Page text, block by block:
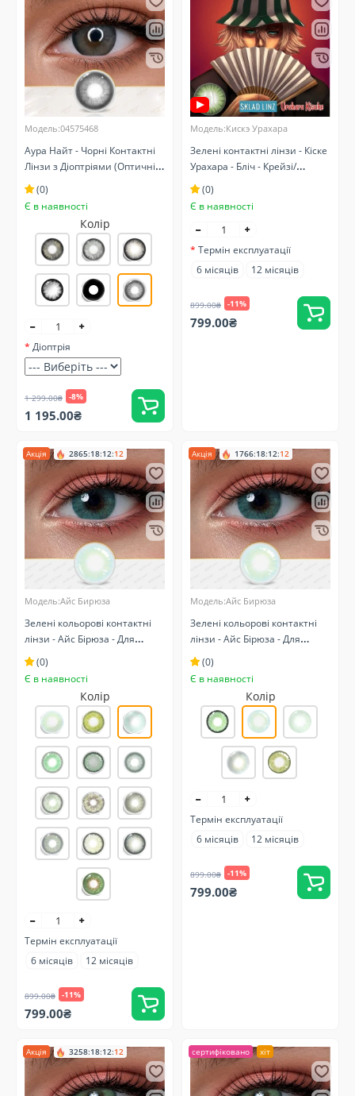
Модель:04575468
Аура Найт - Чорні Контактні
Лінзи з Діоптріями (Оптичні)
Натуральні
(0)
Є в наявності
Колір
Діоптрія
1 299.00₴ -8%
1 195.00₴
Модель:Кискэ Урахара
Зелені контактні лінзи - Кіске
Урахара - Бліч - Крейзі/
Косплей - Аніме
(0)
Є в наявності
Термін експлуатації
6 місяців
12 місяців
899.00₴ -11%
799.00₴
Акція 2865:18:12:11
Модель:Айс Бирюза
Зелені кольорові контактні
лінзи - Айс Бірюза - Для
світлих очей - Натуральні
(0)
Є в наявності
Колір
Термін експлуатації
6 місяців
12 місяців
899.00₴ -11%
799.00₴
Акція 1766:18:12:11
Модель:Айс Бирюза
Зелені кольорові контактні
лінзи - Айс Бірюза - Для
темних очей - Натуральні
(0)
Є в наявності
Колір
Термін експлуатації
6 місяців
12 місяців
899.00₴ -11%
799.00₴
Акція 3258:18:12:11 сертифіковано хіт